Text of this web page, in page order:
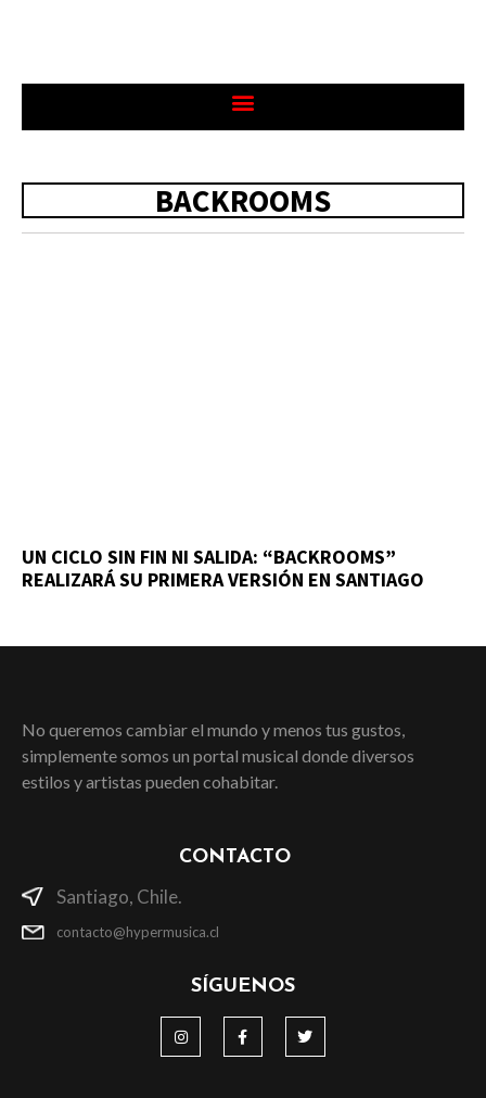
BACKROOMS
UN CICLO SIN FIN NI SALIDA: “BACKROOMS”
REALIZARÁ SU PRIMERA VERSIÓN EN SANTIAGO
No queremos cambiar el mundo y menos tus gustos,
simplemente somos un portal musical donde diversos
estilos y artistas pueden cohabitar.
CONTACTO
Santiago, Chile.
contacto@hypermusica.cl
SÍGUENOS